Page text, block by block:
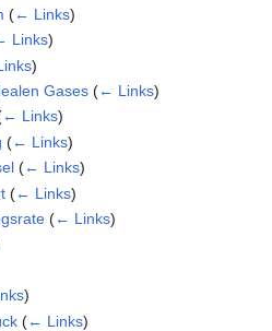
(← Links)
Links)
)
Gases (← Links)
← Links)
(← Links)
(← Links)
(← Links)
(← Links)
)
(← Links)